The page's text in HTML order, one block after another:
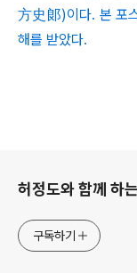
方史郞)이다. 본 포
해를 받았다.
허정도와 함께 하
구독하기